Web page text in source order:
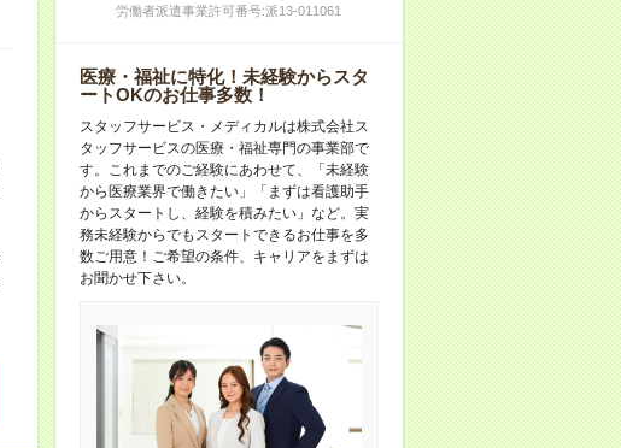
労働者派遣事業許可番号:派13-011061
医療・福祉に特化！未経験からスタ
ートOKのお仕事多数！
スタッフサービス・メディカルは株式会社ス
タッフサービスの医療・福祉専門の事業部で
す。これまでのご経験にあわせて、「未経験
から医療業界で働きたい」「まずは看護助手
からスタートし、経験を積みたい」など。実
務未経験からでもスタートできるお仕事を多
数ご用意！ご希望の条件、キャリアをまずは
お聞かせ下さい。